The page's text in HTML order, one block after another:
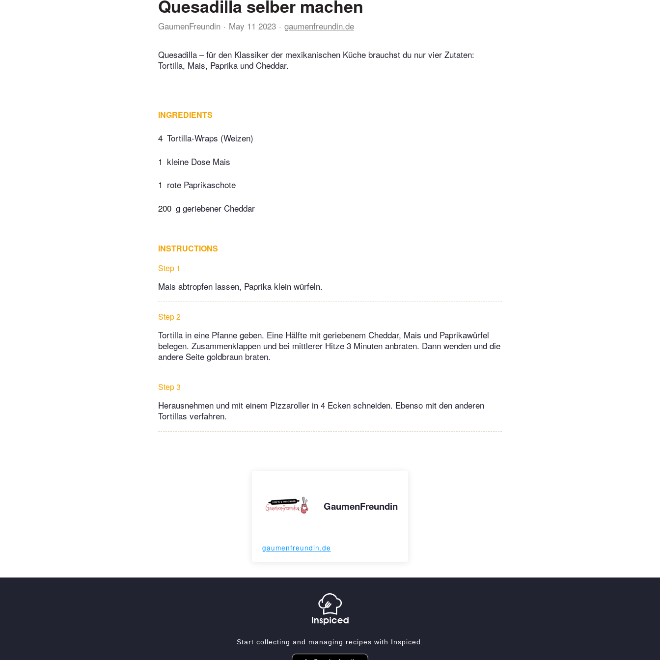
Quesadilla selber machen
GaumenFreundin May 11 2023 gaumenfreundin.de
Quesadilla – für den Klassiker der mexikanischen Küche brauchst du nur vier Zutaten:
Tortilla, Mais, Paprika und Cheddar.
INGREDIENTS
4 Tortilla-Wraps (Weizen)
1 kleine Dose Mais
1 rote Paprikaschote
200 g geriebener Cheddar
INSTRUCTIONS
Step 1
Mais abtropfen lassen, Paprika klein würfeln.
Step 2
Tortilla in eine Pfanne geben. Eine Hälfte mit geriebenem Cheddar, Mais und Paprikawürfel
belegen. Zusammenklappen und bei mittlerer Hitze 3 Minuten anbraten. Dann wenden und die
andere Seite goldbraun braten.
Step 3
Herausnehmen und mit einem Pizzaroller in 4 Ecken schneiden. Ebenso mit den anderen
Tortillas verfahren.
GaumenFreundin
gaumenfreundin.de
Start collecting and managing recipes with Inspiced.